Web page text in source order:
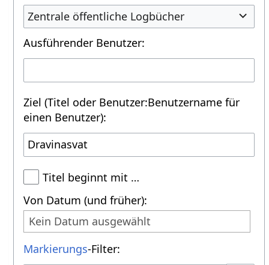
Zentrale öffentliche Logbücher
Ausführender Benutzer:
Ziel (Titel oder Benutzer:Benutzername für
einen Benutzer):
Titel beginnt mit …
Von Datum (und früher):
Kein Datum ausgewählt
Markierungs-Filter: